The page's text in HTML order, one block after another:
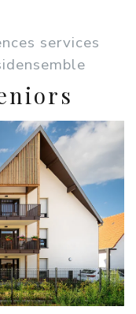
services